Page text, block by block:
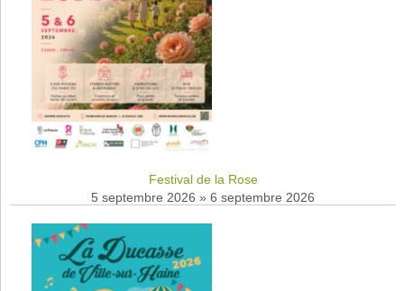
Festival de la Rose
5 septembre 2026 » 6 septembre 2026